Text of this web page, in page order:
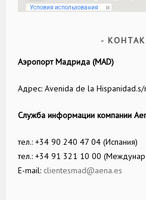
Аэропорт Мадрида (MAD)
Адрес: Avenida de la
Служба информации компании
тел.: +34 90 240 47 04 (Испания)
тел.: +34 91 321 10 00
E-mail: clientesmad@aena.es